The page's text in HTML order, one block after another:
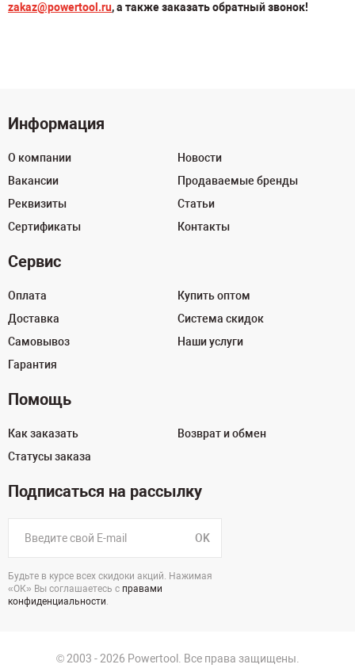
zakaz@powertool.ru, а также заказать обратный звонок!
Информация
О компании
Вакансии
Реквизиты
Сертификаты
Новости
Продаваемые бренды
Статьи
Контакты
Сервис
Оплата
Доставка
Самовывоз
Гарантия
Купить оптом
Система скидок
Наши услуги
Помощь
Как заказать
Статусы заказа
Возврат и обмен
Подписаться на рассылку
OK
Будьте в курсе всех скидоки акций. Нажимая
«ОК» Вы соглашаетесь с правами
конфиденциальности.
© 2003 - 2026 Powertool. Все права защищены.